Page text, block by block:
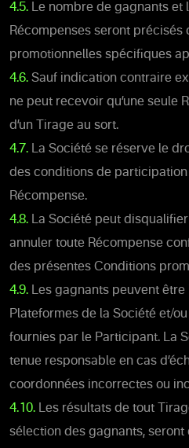
4.5. Le nombre de gagnants et
Récompenses seront précisés
promotionnelles spécifiques
4.6. Sauf indication contraire
ne peut recevoir qu’une seule
d’un Tirage au sort.
4.7. La Société se réserve le
des conditions de
Récompense.
4.8. La Société peut
annuler toute Récompense
des présentes Conditions
4.9. Les gagnants peuvent
Plateformes de la Société et/
fournies par le Participant. La
tenue responsable en cas
coordonnées incorrectes ou
4.10. Les résultats de tout
sélection des gagnants,